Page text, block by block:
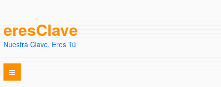
eresClave
Nuestra Clave, Eres Tú